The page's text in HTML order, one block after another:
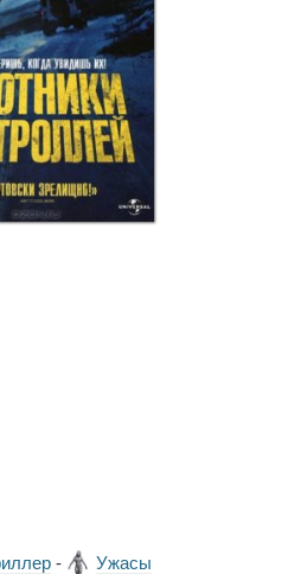
-
Ужасы